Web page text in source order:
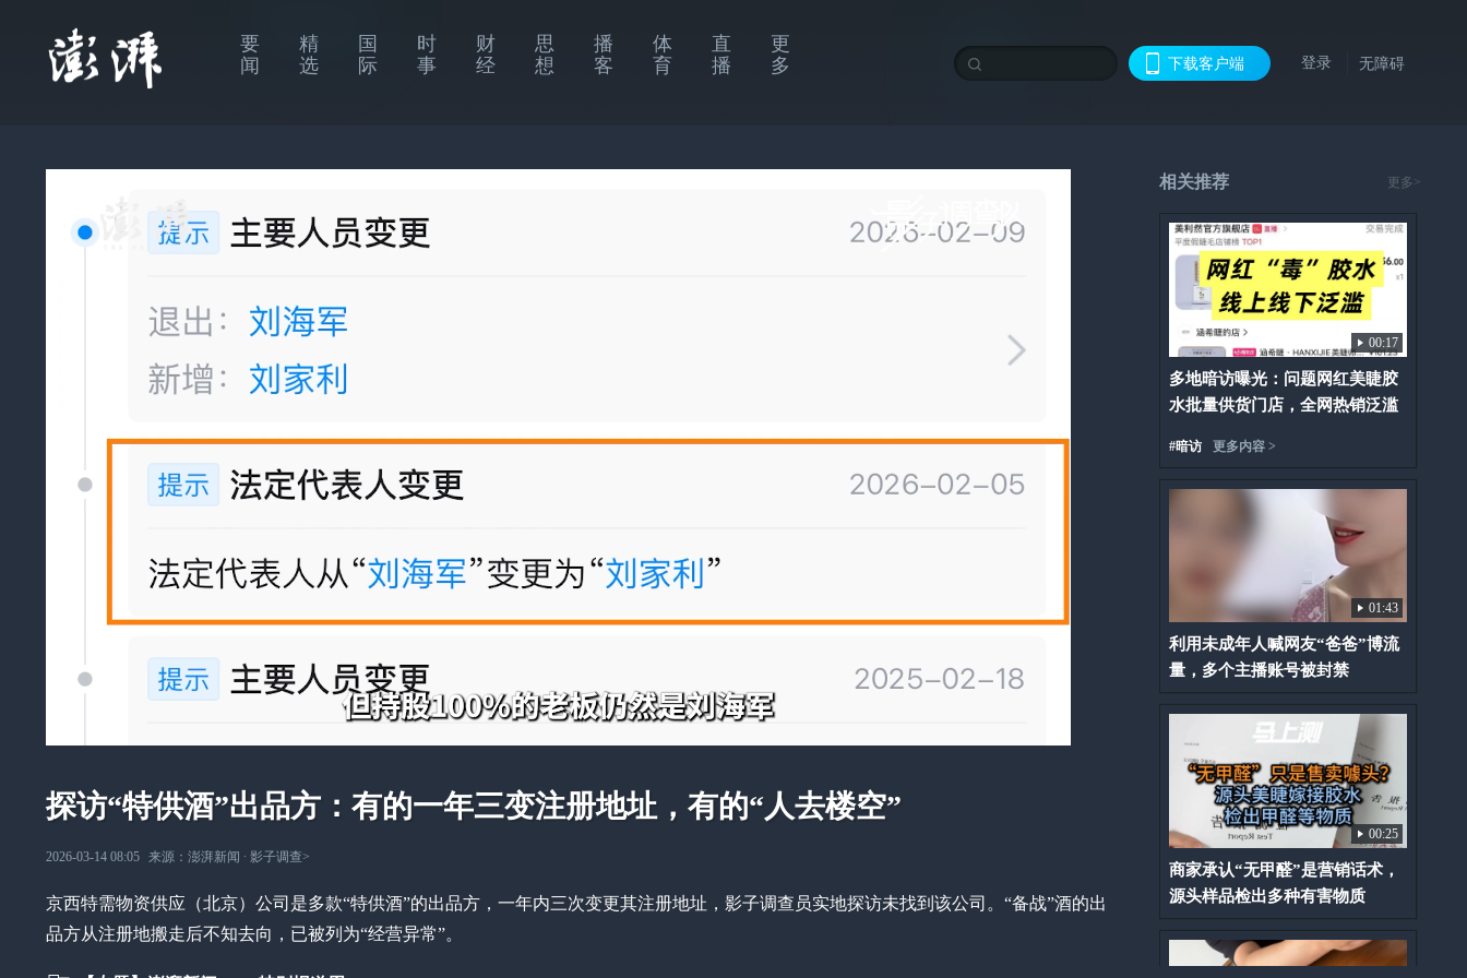
要
闻
精
选
国
际
时
事
财
经
思
想
播
客
体
育
直
播
更
多
下载客户端 登录 无障碍
探访“特供酒”出品方：有的一年三变注册地址，有的“人去楼空”
2026-03-14 08:05 来源： 澎湃新闻 ∙ 影子调查>
京西特需物资供应（北京）公司是多款“特供酒”的出品方，一年内三次变更其注册地址，影子调查员实地探访未找到该公司。“备战”酒的出
品方从注册地搬走后不知去向，已被列为“经营异常”。
相关推荐 更多>
00:17
多地暗访曝光：问题网红美睫胶
水批量供货门店，全网热销泛滥
#暗访 更多内容 >
01:43
利用未成年人喊网友“爸爸”博流
量，多个主播账号被封禁
00:25
商家承认“无甲醛”是营销话术，
源头样品检出多种有害物质